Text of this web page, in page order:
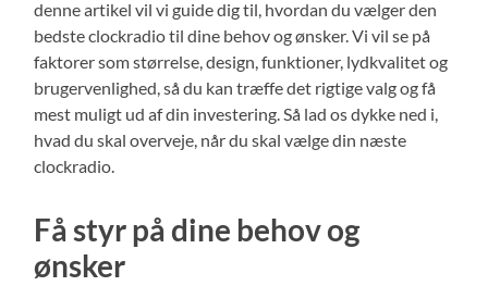
denne artikel vil vi guide dig til, hvordan du vælger den
bedste clockradio til dine behov og ønsker. Vi vil se på
faktorer som størrelse, design, funktioner, lydkvalitet og
brugervenlighed, så du kan træffe det rigtige valg og få
mest muligt ud af din investering. Så lad os dykke ned i,
hvad du skal overveje, når du skal vælge din næste
clockradio.
Få styr på dine behov og
ønsker